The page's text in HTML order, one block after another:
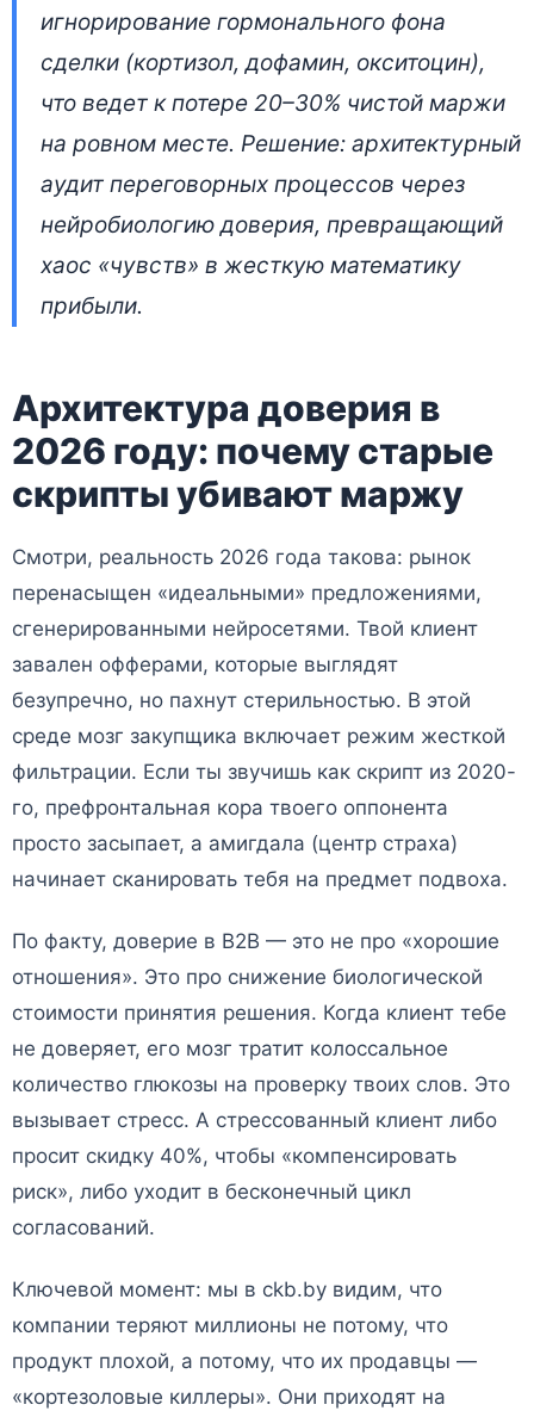
23 апреля 2026 • 👁 5 079 прочтений
игнорирование гормонального фона
сделки (кортизол, дофамин, окситоцин),
что ведет к потере 20–30% чистой маржи
на ровном месте. Решение: архитектурный
аудит переговорных процессов через
нейробиологию доверия, превращающий
хаос «чувств» в жесткую математику
прибыли.
Архитектура доверия в
2026 году: почему старые
скрипты убивают маржу
Смотри, реальность 2026 года такова: рынок
перенасыщен «идеальными» предложениями,
сгенерированными нейросетями. Твой клиент
завален офферами, которые выглядят
безупречно, но пахнут стерильностью. В этой
среде мозг закупщика включает режим жесткой
фильтрации. Если ты звучишь как скрипт из 2020-
го, префронтальная кора твоего оппонента
просто засыпает, а амигдала (центр страха)
начинает сканировать тебя на предмет подвоха.
По факту, доверие в B2B — это не про «хорошие
отношения». Это про снижение биологической
стоимости принятия решения. Когда клиент тебе
не доверяет, его мозг тратит колоссальное
количество глюкозы на проверку твоих слов. Это
вызывает стресс. А стрессованный клиент либо
просит скидку 40%, чтобы «компенсировать
риск», либо уходит в бесконечный цикл
согласований.
Ключевой момент: мы в ckb.by видим, что
компании теряют миллионы не потому, что
продукт плохой, а потому, что их продавцы —
«кортезоловые киллеры». Они приходят на